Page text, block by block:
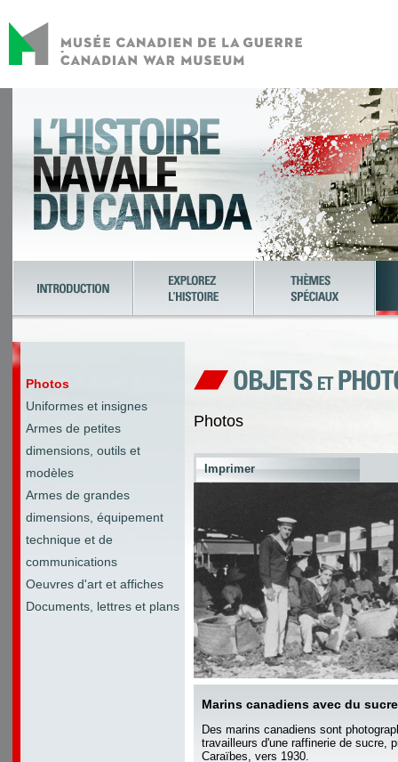
Photos
Uniformes et insignes
Armes de petites
dimensions, outils et
modèles
Armes de grandes
dimensions, équipement
technique et de
communications
Oeuvres d'art et affiches
Documents, lettres et plans
Photos
Imprimer
Marins canadiens avec du sucre
Des marins canadiens sont
travailleurs d'une raffinerie de sucre,
Caraïbes, vers 1930.